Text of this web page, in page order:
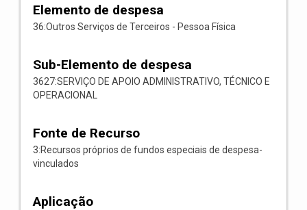
Elemento de despesa
36:Outros Serviços de Terceiros - Pessoa Física
Sub-Elemento de despesa
3627:SERVIÇO DE APOIO ADMINISTRATIVO, TÉCNICO E
OPERACIONAL
Fonte de Recurso
3:Recursos próprios de fundos especiais de despesa-
vinculados
Aplicação